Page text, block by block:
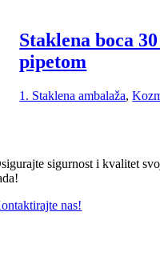
Staklena boca
pipetom
1. Staklena ambalaža,
sigurnost i kvalitet
nas!